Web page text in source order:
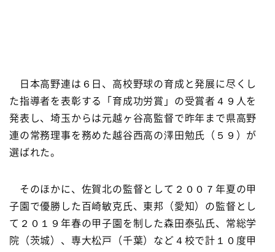
日本高野連は６日、高校野球の育成と発展に尽くし
た指導者を表彰する「育成功労賞」の受賞者４９人を
発表し、埼玉からは元越ヶ谷高監督で昨年まで県高野
連の常務理事を務めた越谷西高の澤田勉氏（５９）が
選ばれた。
そのほかに、佐賀北の監督として２００７年夏の甲
子園で優勝した百崎敏克氏、東邦（愛知）の監督とし
て２０１９年春の甲子園を制した森田泰弘氏、常総学
院（茨城）、専大松戸（千葉）など４校で計１０度甲